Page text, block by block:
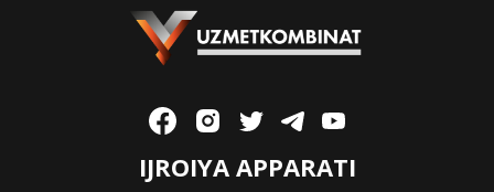
IJROIYA APPARATI